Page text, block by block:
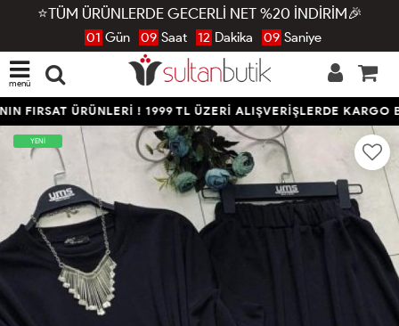
⭐TÜM ÜRÜNLERDE GECERLİ NET %20 İNDİRİM🎉
01 Gün 09 Saat 12 Dakika 08 Saniye
menü
FIRSAT ÜRÜNLERİ ! 1999 TL ÜZERİ ALIŞVERİŞLERDE KARGO
YENİ